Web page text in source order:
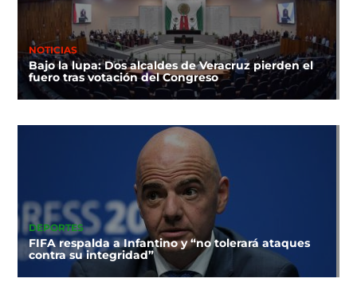
NOTICIAS
Bajo la lupa: Dos alcaldes de Veracruz pierden el
fuero tras votación del Congreso
DEPORTES
FIFA respalda a Infantino y “no tolerará ataques
contra su integridad”